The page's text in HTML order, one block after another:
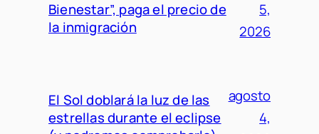
Bienestar”, paga el precio de
la inmigración
5,
2026
El Sol doblará la luz de las
estrellas durante el eclipse
agosto
4,